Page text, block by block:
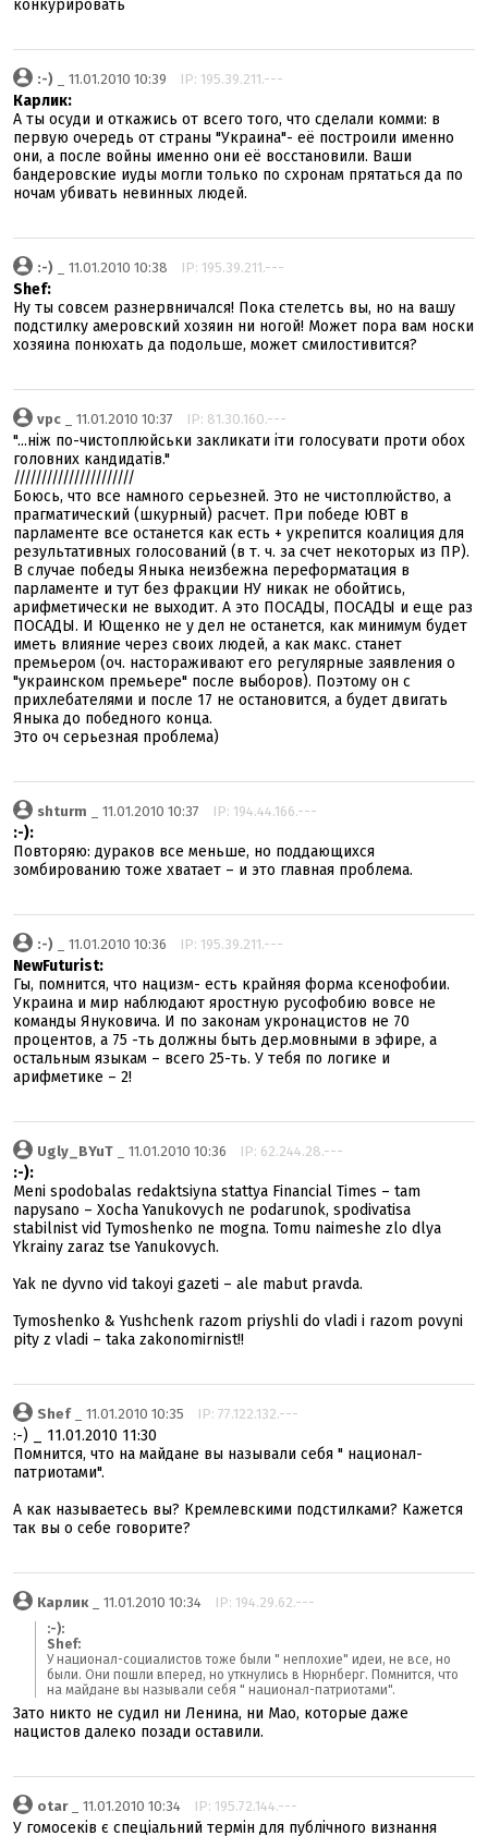
конкурировать
:-) _ 11.01.2010 10:39 IP: 195.39.211.---
Карлик:
А ты осуди и откажись от всего того, что сделали комми: в
первую очередь от страны "Украина"- её построили именно
они, а после войны именно они её восстановили. Ваши
бандеровские иуды могли только по схронам прятаться да по
ночам убивать невинных людей.
:-) _ 11.01.2010 10:38 IP: 195.39.211.---
Shef:
Ну ты совсем разнервничался! Пока стелетсь вы, но на вашу
подстилку амеровский хозяин ни ногой! Может пора вам носки
хозяина понюхать да подольше, может смилостивится?
vpc _ 11.01.2010 10:37 IP: 81.30.160.---
"...ніж по-чистоплюйськи закликати іти голосувати проти обох
головних кандидатів."
//////////////////////
Боюсь, что все намного серьезней. Это не чистоплюйство, а
прагматический (шкурный) расчет. При победе ЮВТ в
парламенте все останется как есть + укрепится коалиция для
результативных голосований (в т. ч. за счет некоторых из ПР).
В случае победы Яныка неизбежна переформатация в
парламенте и тут без фракции НУ никак не обойтись,
арифметически не выходит. А это ПОСАДЫ, ПОСАДЫ и еще раз
ПОСАДЫ. И Ющенко не у дел не останется, как минимум будет
иметь влияние через своих людей, а как макс. станет
премьером (оч. настораживают его регулярные заявления о
"украинском премьере" после выборов). Поэтому он с
прихлебателями и после 17 не остановится, а будет двигать
Яныка до победного конца.
Это оч серьезная проблема)
shturm _ 11.01.2010 10:37 IP: 194.44.166.---
:-):
Повторяю: дураков все меньше, но поддающихся
зомбированию тоже хватает – и это главная проблема.
:-) _ 11.01.2010 10:36 IP: 195.39.211.---
NewFuturist:
Гы, помнится, что нацизм- есть крайняя форма ксенофобии.
Украина и мир наблюдают яростную русофобию вовсе не
команды Януковича. И по законам укронацистов не 70
процентов, а 75 -ть должны быть дер.мовными в эфире, а
остальным языкам – всего 25-ть. У тебя по логике и
арифметике – 2!
Ugly_BYuT _ 11.01.2010 10:36 IP: 62.244.28.---
:-):
Meni spodobalas redaktsiyna stattya Financial Times – tam
napysano – Xocha Yanukovych ne podarunok, spodivatisa
stabilnist vid Tymoshenko ne mogna. Tomu naimeshe zlo dlya
Ykrainy zaraz tse Yanukovych.
Yak ne dyvno vid takoyi gazeti – ale mabut pravda.
Tymoshenko & Yushchenk razom priyshli do vladi i razom povyni
pity z vladi – taka zakonomirnist!!
Shef_ 11.01.2010 10:35 IP: 77.122.132.---
:-) _ 11.01.2010 11:30
Помнится, что на майдане вы называли себя " национал-
патриотами".
А как называетесь вы? Кремлевскими подстилками? Кажется
так вы о себе говорите?
Карлик_ 11.01.2010 10:34 IP: 194.29.62.---
:-):
Shef:
У национал-социалистов тоже были " неплохие" идеи, не все, но
были. Они пошли вперед, но уткнулись в Нюрнберг. Помнится, что
на майдане вы называли себя " национал-патриотами".
Зато никто не судил ни Ленина, ни Мао, которые даже
нацистов далеко позади оставили.
otar_ 11.01.2010 10:34 IP: 195.72.144.---
У гомосеків є спеціальний термін для публічного визнання